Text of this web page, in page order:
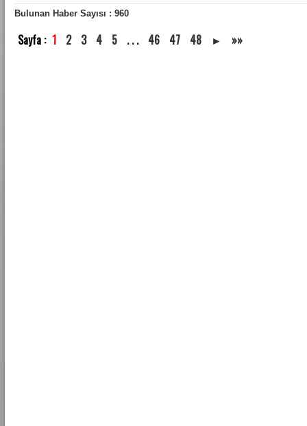
Bulunan Haber Sayısı : 960
Sayfa : 1 2 3 4 5 . . . 46 47 48 ► »»